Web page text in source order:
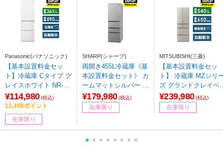
Panasonic(パナソニック)
【基本設置料金セッ
ト】冷蔵庫 Cタイプ グ
レイスホワイト NR-C3
74C-W [幅59cm /365L
/3ドア /右開きタイプ /
2023年]【生産完了
品】
¥114,980 (税込)
11,498ポイント
在庫限り
SHARP(シャープ)
両開き455L冷蔵庫《基
本設置料金セット》 カ
ームマットシルバー S
J-XW46P-S [幅60cm /
455L /5ドア /左右開き
タイプ]【生産完了品】
ト】
¥179,980 (税込)
在庫限り
MITSUBISHI(三菱)
【基本設置料金セッ
ト】 冷蔵庫 MZシリ
ズ グランドクレイベ
ジュ MR-MZ54K-C [
65.0cm /540L /6ドア /
観音開きタイプ /2024
¥239,980 (税込)
在庫限り